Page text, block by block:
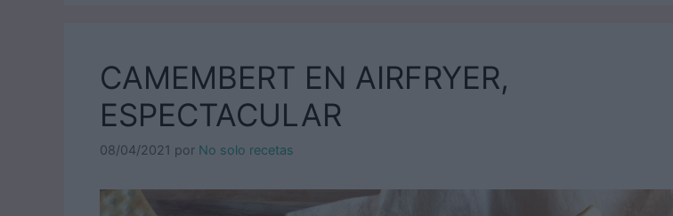
CAMEMBERT EN AIRFRYER,
ESPECTACULAR
08/04/2021 por No solo recetas